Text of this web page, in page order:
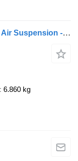
Krone SD - SAF Axles - Disc Brakes Air Suspension - Aluminium Side Pan
6.860 kg